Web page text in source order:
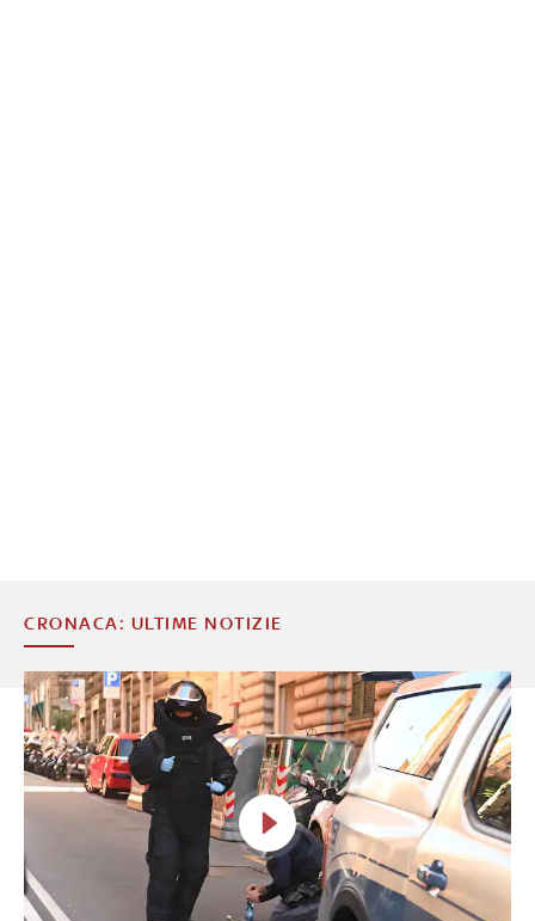
CRONACA: ULTIME NOTIZIE